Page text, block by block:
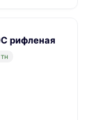
рифленая